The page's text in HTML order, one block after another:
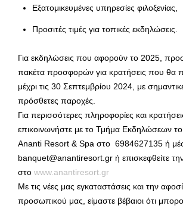
Εξατομικευμένες υπηρεσίες φιλοξενίας,
Προσιτές τιμές για τοπικές εκδηλώσεις.
Για εκδηλώσεις που αφορούν το 2025,
πακέτα προσφορών για κρατήσεις που θα
μέχρι τις 30 Σεπτεμβρίου 2024, με
πρόσθετες παροχές.
Για περισσότερες πληροφορίες και
επικοινωνήστε με το Τμήμα Εκδηλώσεων
Ananti Resort & Spa στο 6984627135 ή
banquet@anantiresort.gr ή επισκεφθείτε
στο www.anantiresort.gr
Με τις νέες μας εγκαταστάσεις και την
προσωπικού μας, είμαστε βέβαιοι ότι